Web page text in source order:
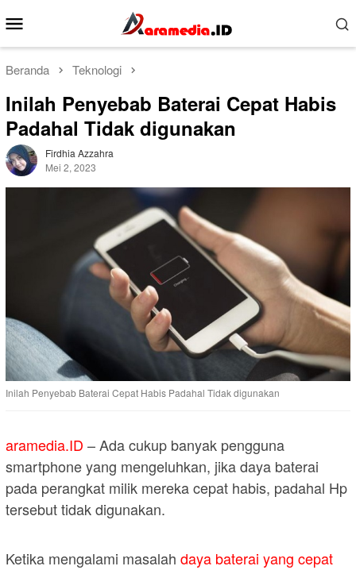
ke
kontenMobile
Beranda Teknologi
Inilah Penyebab Baterai Cepat Habis
Padahal Tidak digunakan
Firdhia Azzahra
Mei 2, 2023
Inilah Penyebab Baterai Cepat Habis Padahal Tidak digunakan
aramedia.ID – Ada cukup banyak pengguna
smartphone yang mengeluhkan, jika daya baterai
pada perangkat milik mereka cepat habis, padahal Hp
tersebut tidak digunakan.
Ketika mengalami masalah daya baterai yang cepat